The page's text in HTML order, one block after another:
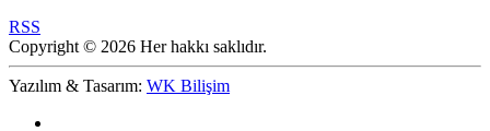
RSS
Copyright © 2026 Her hakkı saklıdır.
Yazılım & Tasarım: WK Bilişim